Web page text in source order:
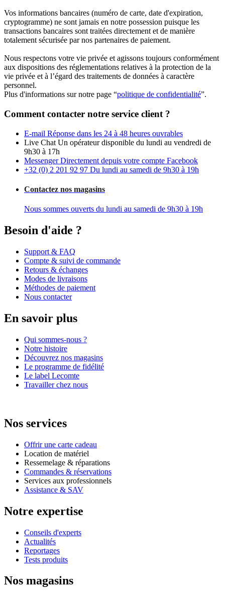
Vos informations bancaires (numéro de carte, date d'expiration,
cryptogramme) ne sont jamais en notre possession puisque les
transactions bancaires sont traitées directement et de manière
totalement sécurisée par nos partenaires de paiement.
Nous respectons votre vie privée et agissons toujours conformément
aux dispositions des réglementations relatives à la protection de la
vie privée et à l’égard des traitements de données à caractère
personnel.
Plus d'informations sur notre page “politique de confidentialité”.
Comment contacter notre service client ?
E-mail Réponse dans les 24 à 48 heures ouvrables
Live Chat Un opérateur disponible du lundi au vendredi de
9h30 à 17h
Messenger Directement depuis votre compte Facebook
+32 (0) 2 201 92 97 Du lundi au samedi de 9h30 à 19h
Contactez nos magasins
Nous sommes ouverts du lundi au samedi de 9h30 à 19h
Besoin d'aide ?
Support & FAQ
Compte & suivi de commande
Retours & échanges
Modes de livraisons
Méthodes de paiement
Nous contacter
En savoir plus
Qui sommes-nous ?
Notre histoire
Découvrez nos magasins
Le programme de fidélité
Le label Lecomte
Travailler chez nous
Nos services
Offrir une carte cadeau
Location de matériel
Ressemelage & réparations
Commandes & réservations
Services aux professionnels
Assistance & SAV
Notre expertise
Conseils d'experts
Actualités
Reportages
Tests produits
Nos magasins